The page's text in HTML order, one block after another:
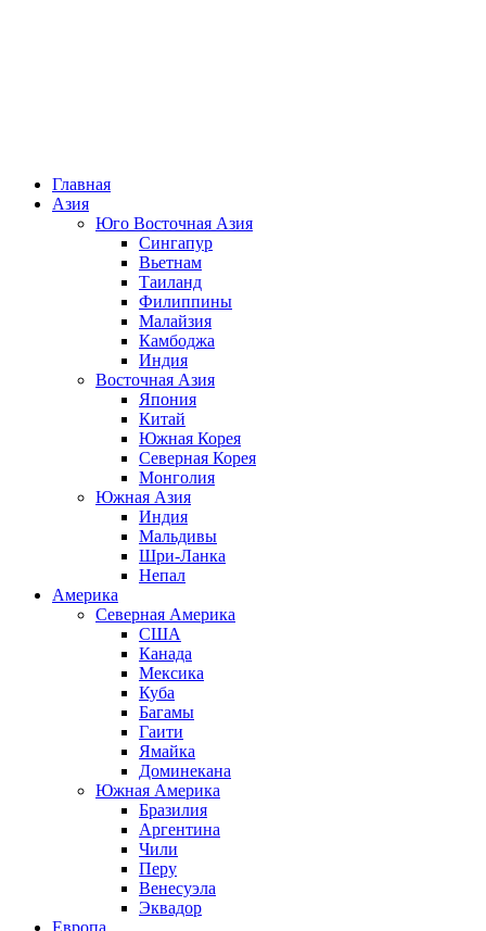
Главная
Азия
Юго Восточная Азия
Сингапур
Вьетнам
Таиланд
Филиппины
Малайзия
Камбоджа
Индия
Восточная Азия
Япония
Китай
Южная Корея
Северная Корея
Монголия
Южная Азия
Индия
Мальдивы
Шри-Ланка
Непал
Америка
Северная Америка
США
Канада
Мексика
Куба
Багамы
Гаити
Ямайка
Доминекана
Южная Америка
Бразилия
Аргентина
Чили
Перу
Венесуэла
Эквадор
Европа